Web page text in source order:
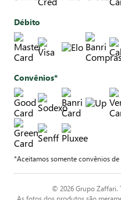
Débito
Convênios*
*Aceitamos somente convênios
© 2026 Grupo Zaffari.
As fotos dos produtos são